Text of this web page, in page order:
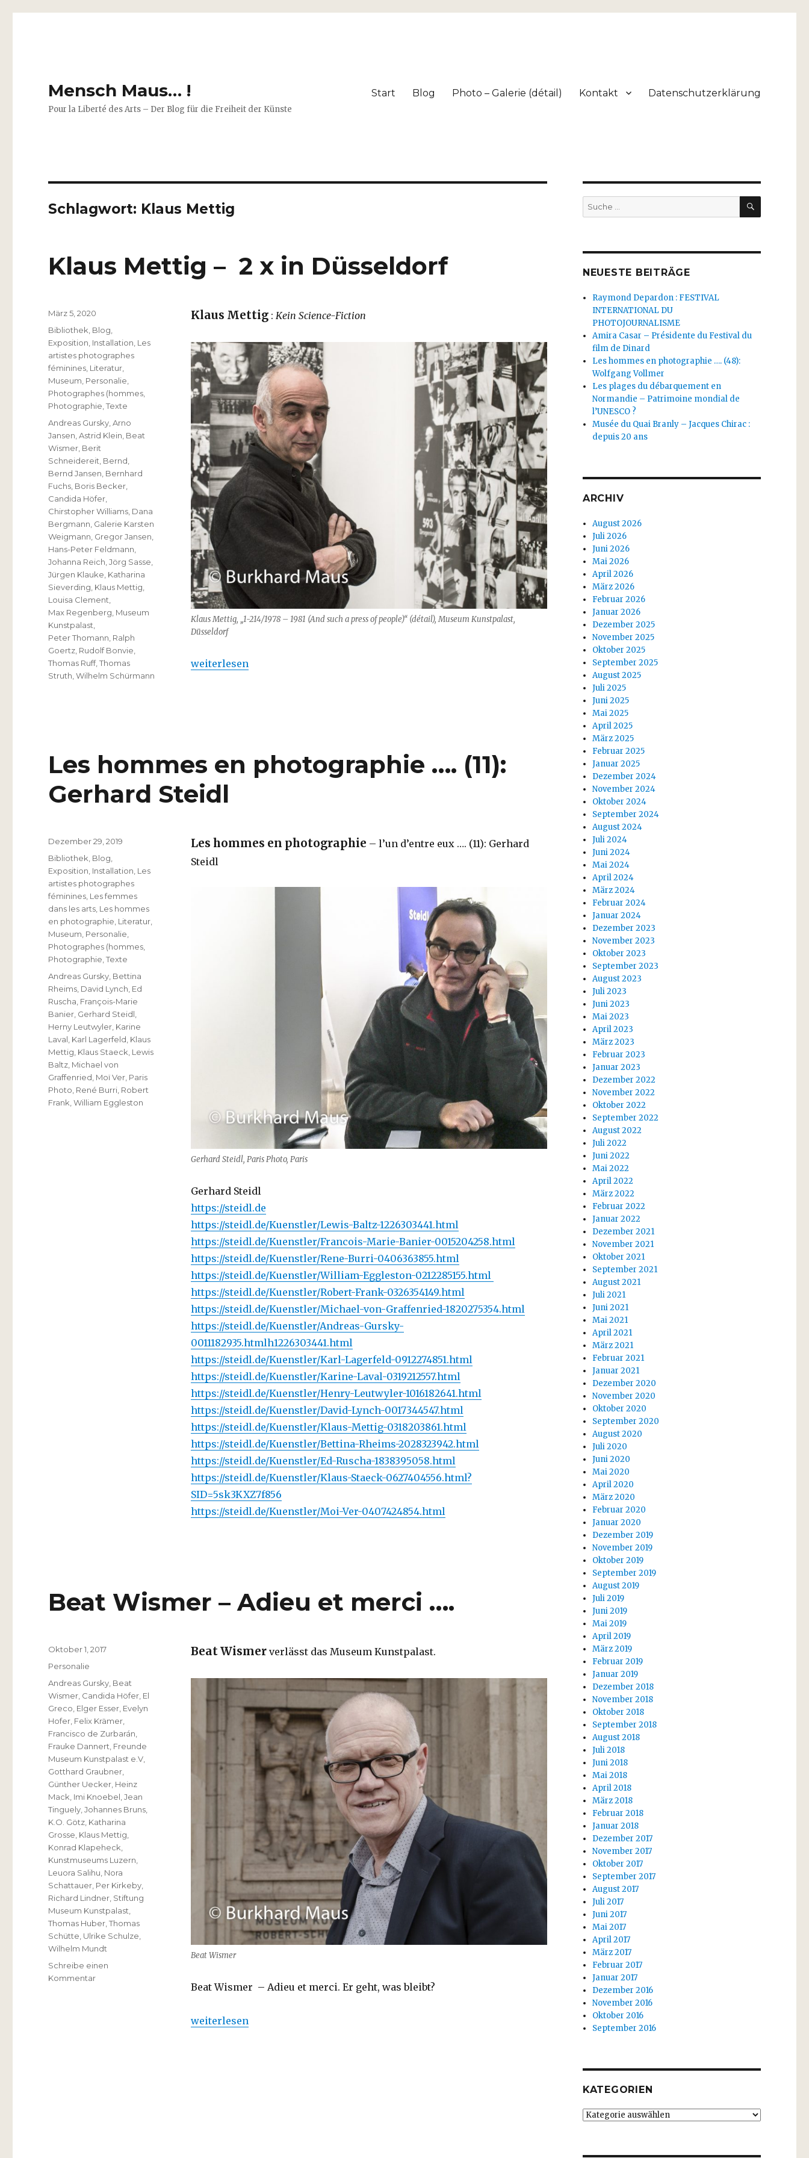
Mensch Maus… !
Pour la Liberté des Arts – Der Blog für die Freiheit der Künste
Start Blog Photo – Galerie (détail) Kontakt Datenschutzerklärung
Schlagwort: Klaus Mettig
Klaus Mettig – 2 x in Düsseldorf
Klaus Mettig: Kein Science-Fiction
Klaus Mettig, „1-214/1978 – 1981 (And such a press of people)“ (détail), Museum Kunstpalast,
Düsseldorf
„Klaus Mettig – 2 x in Düsseldorf“
weiterlesen
Veröffentlicht
am
März 5, 2020
Kategorien
Bibliothek Blog
Exposition Installation Les
artistes photographes
féminines Literatur
Museum Personalie
Photographes (hommes
Photographie ,Texte
Schlagwörter
Andreas Gursky ,Arno
Jansen ,Astrid Klein Beat
Wismer Berit
Schneidereit Bernd
Bernd Jansen Bernhard
Fuchs Boris Becker
Candida Höfer
Chirstopher Williams Dana
Bergmann Galerie Karsten
Weigmann Gregor Jansen
Hans-Peter Feldmann
Johanna Reich ,Jörg Sasse
Jürgen Klauke Katharina
Sieverding Klaus Mettig
Louisa Clement
Max Regenberg Museum
Kunstpalast
Peter Thomann Ralph
Goertz Rudolf Bonvie
Thomas Ruff,Thomas
Struth ,Wilhelm Schürmann
Les hommes en photographie …. (11):
Gerhard Steidl
Les hommes en photographie – l’un d’entre eux …. (11): Gerhard
Steidl
Gerhard Steidl, Paris Photo, Paris
Gerhard Steidl
https://steidl.de
https://steidl.de/Kuenstler/Lewis-Baltz-1226303441.html
https://steidl.de/Kuenstler/Francois-Marie-Banier-0015204258.html
https://steidl.de/Kuenstler/Rene-Burri-0406363855.html
https://steidl.de/Kuenstler/William-Eggleston-0212285155.html
https://steidl.de/Kuenstler/Robert-Frank-0326354149.html
https://steidl.de/Kuenstler/Michael-von-Graffenried-1820275354.html
https://steidl.de/Kuenstler/Andreas-Gursky-
0011182935.htmlh1226303441.html
https://steidl.de/Kuenstler/Karl-Lagerfeld-0912274851.html
https://steidl.de/Kuenstler/Karine-Laval-0319212557.html
https://steidl.de/Kuenstler/Henry-Leutwyler-1016182641.html
https://steidl.de/Kuenstler/David-Lynch-0017344547.html
https://steidl.de/Kuenstler/Klaus-Mettig-0318203861.html
https://steidl.de/Kuenstler/Bettina-Rheims-2028323942.html
https://steidl.de/Kuenstler/Ed-Ruscha-1838395058.html
https://steidl.de/Kuenstler/Klaus-Staeck-0627404556.html?
SID=5sk3KXZ7f856
https://steidl.de/Kuenstler/Moi-Ver-0407424854.html
Veröffentlicht
am
Dezember 29, 2019
Kategorien
Bibliothek Blog
Exposition Installation Les
artistes photographes
féminines Les femmes
dans les arts Les hommes
en photographie Literatur
Museum Personalie
Photographes (hommes
Photographie ,Texte
Schlagwörter
Andreas Gursky Bettina
Rheims David Lynch Ed
Ruscha François-Marie
Banier Gerhard Steidl
Herny Leutwyler Karine
Laval Karl Lagerfeld Klaus
Mettig Klaus Staeck Lewis
Baltz Michael von
Graffenried Moï Ver Paris
Photo René Burri Robert
Frank ,William Eggleston
Beat Wismer – Adieu et merci ….
Beat Wismerverlässt das Museum Kunstpalast.
Beat Wismer
Beat Wismer – Adieu et merci. Er geht, was bleibt?
„Beat Wismer – Adieu et merci ….“
weiterlesen
Veröffentlicht
Oktober 1, 2017
Kategorien
Personalie
Schlagwörter
Andreas Gursky Beat
Wismer Candida Höfer El
Greco Elger Esser Evelyn
Hofer Felix Krämer
Francisco de Zurbarán
Frauke Dannert Freunde
Museum Kunstpalast e.V
Gotthard Graubner
Günther Uecker Heinz
Mack Imi Knoebel ,Jean
Tinguely ,Johannes Bruns
K.O. Götz Katharina
Grosse Klaus Mettig
Konrad Klapeheck
Kunstmuseums Luzern
Leuora Salihu Nora
Schattauer Per Kirkeby
Richard Lindner Stiftung
Museum Kunstpalast
Thomas Huber ,Thomas
Schütte Ulrike Schulze
Wilhelm Mundt
Schreibe einen
Kommentarzu
Suche
nach:
SUCHEN
NEUESTE BEITRÄGE
Raymond Depardon : FESTIVAL
INTERNATIONAL DU
PHOTOJOURNALISME
Amira Casar – Présidente du Festival du
film de Dinard
Les hommes en photographie …. (48):
Wolfgang Vollmer
Les plages du débarquement en
Normandie – Patrimoine mondial de
l’UNESCO ?
Musée du Quai Branly – Jacques Chirac :
depuis 20 ans
ARCHIV
August 2026
Juli 2026
Juni 2026
Mai 2026
April 2026
März 2026
Februar 2026
Januar 2026
Dezember 2025
November 2025
Oktober 2025
September 2025
August 2025
Juli 2025
Juni 2025
Mai 2025
April 2025
März 2025
Februar 2025
Januar 2025
Dezember 2024
November 2024
Oktober 2024
September 2024
August 2024
Juli 2024
Juni 2024
Mai 2024
April 2024
März 2024
Februar 2024
Januar 2024
Dezember 2023
November 2023
Oktober 2023
September 2023
August 2023
Juli 2023
Juni 2023
Mai 2023
April 2023
März 2023
Februar 2023
Januar 2023
Dezember 2022
November 2022
Oktober 2022
September 2022
August 2022
Juli 2022
Juni 2022
Mai 2022
April 2022
März 2022
Februar 2022
Januar 2022
Dezember 2021
November 2021
Oktober 2021
September 2021
August 2021
Juli 2021
Juni 2021
Mai 2021
April 2021
März 2021
Februar 2021
Januar 2021
Dezember 2020
November 2020
Oktober 2020
September 2020
August 2020
Juli 2020
Juni 2020
Mai 2020
April 2020
März 2020
Februar 2020
Januar 2020
Dezember 2019
November 2019
Oktober 2019
September 2019
August 2019
Juli 2019
Juni 2019
Mai 2019
April 2019
März 2019
Februar 2019
Januar 2019
Dezember 2018
November 2018
Oktober 2018
September 2018
August 2018
Juli 2018
Juni 2018
Mai 2018
April 2018
März 2018
Februar 2018
Januar 2018
Dezember 2017
November 2017
Oktober 2017
September 2017
August 2017
Juli 2017
Juni 2017
Mai 2017
April 2017
März 2017
Februar 2017
Januar 2017
Dezember 2016
November 2016
Oktober 2016
September 2016
KATEGORIEN
Kategorien